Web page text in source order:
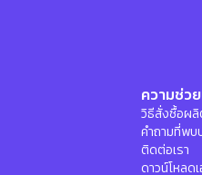
ความช่ว
วิธีสั่งซื้อผ
คำถามที่พบ
ติดต่อเรา
ดาวน์โหลด